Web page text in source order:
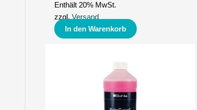
Enthält 20% MwSt.
zzgl. Versand
In den Warenkorb